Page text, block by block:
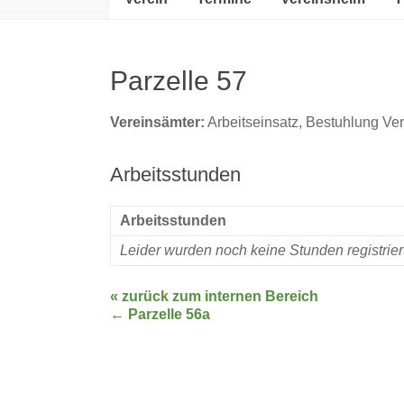
Parzelle 57
Vereinsämter: Arbeitseinsatz, Bestuhlung
Arbeitsstunden
Arbeitsstunden
Leider wurden noch keine Stunden
« zurück zum internen Bereich
← Parzelle 56a